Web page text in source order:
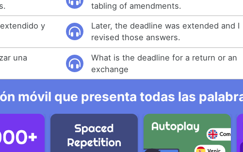
tabling of amendments.
y
Later, the deadline was extended and I
revised those answers.
una
What is the deadline for a return or an
exchange
móvil que presenta todas las